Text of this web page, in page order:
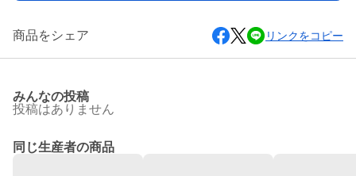
商品をシェア リンクをコピー
みんなの投稿
投稿はありません
同じ生産者の商品